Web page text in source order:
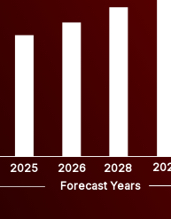
2025 2026 2028
Forecast Years